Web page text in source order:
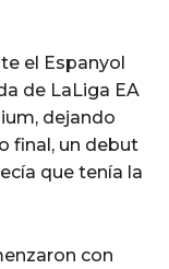
el Espanyol
de LaLiga EA
dejando
final, un debut
que tenía la
con